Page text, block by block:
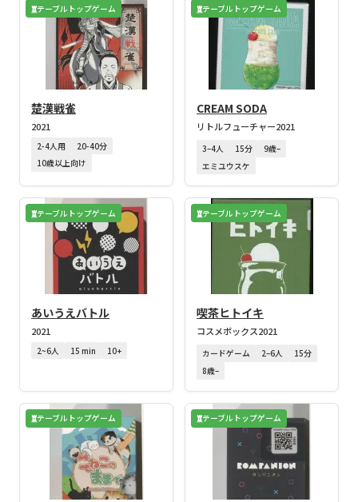
テーブルトップゲーム
楚漢戦雀
2021
2-4人用
20-40分
10歳以上向け
テーブルトップゲーム
CREAM SODA
リトルフューチャー2021
3–4人 15分
9歳–
エミユウスケ
テーブルトップゲーム
あいうえバトル
2021
2~6人 15 min 10+
テーブルトップゲーム
喫茶ヒトイキ
コスメボックス2021
カードゲーム 2–6人
15分
8歳–
テーブルトップゲーム テーブルトップゲーム